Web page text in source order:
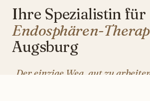
Ihre Spezialistin für
Endosphären-
Augsburg
„Der einzige Weg, gut zu